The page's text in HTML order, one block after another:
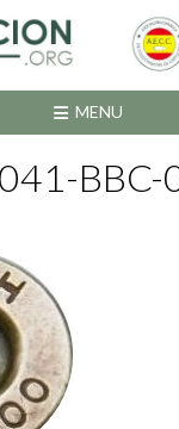
MENU
BBC-